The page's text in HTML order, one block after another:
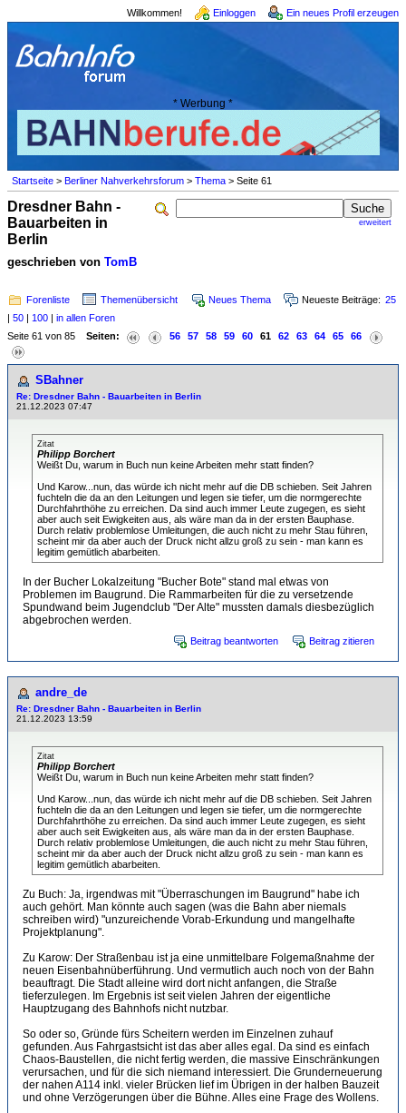
Willkommen! Einloggen Ein neues Profil erzeugen
* Werbung *
Startseite > Berliner Nahverkehrsforum > Thema > Seite 61
erweitert
Dresdner Bahn -
Bauarbeiten in
Berlin
geschrieben von TomB
Forenliste Themenübersicht Neues Thema Neueste Beiträge: 25
| 50 | 100 | in allen Foren
Seite 61 von 85 Seiten: 56 57 58 59 60 61 62 63 64 65 66
SBahner
Re: Dresdner Bahn - Bauarbeiten in Berlin
21.12.2023 07:47
Zitat
Philipp Borchert
Weißt Du, warum in Buch nun keine Arbeiten mehr statt finden?
Und Karow...nun, das würde ich nicht mehr auf die DB schieben. Seit Jahren
fuchteln die da an den Leitungen und legen sie tiefer, um die normgerechte
Durchfahrthöhe zu erreichen. Da sind auch immer Leute zugegen, es sieht
aber auch seit Ewigkeiten aus, als wäre man da in der ersten Bauphase.
Durch relativ problemlose Umleitungen, die auch nicht zu mehr Stau führen,
scheint mir da aber auch der Druck nicht allzu groß zu sein - man kann es
legitim gemütlich abarbeiten.
In der Bucher Lokalzeitung "Bucher Bote" stand mal etwas von
Problemen im Baugrund. Die Rammarbeiten für die zu versetzende
Spundwand beim Jugendclub "Der Alte" mussten damals diesbezüglich
abgebrochen werden.
Beitrag beantworten Beitrag zitieren
andre_de
Re: Dresdner Bahn - Bauarbeiten in Berlin
21.12.2023 13:59
Zitat
Philipp Borchert
Weißt Du, warum in Buch nun keine Arbeiten mehr statt finden?
Und Karow...nun, das würde ich nicht mehr auf die DB schieben. Seit Jahren
fuchteln die da an den Leitungen und legen sie tiefer, um die normgerechte
Durchfahrthöhe zu erreichen. Da sind auch immer Leute zugegen, es sieht
aber auch seit Ewigkeiten aus, als wäre man da in der ersten Bauphase.
Durch relativ problemlose Umleitungen, die auch nicht zu mehr Stau führen,
scheint mir da aber auch der Druck nicht allzu groß zu sein - man kann es
legitim gemütlich abarbeiten.
Zu Buch: Ja, irgendwas mit "Überraschungen im Baugrund" habe ich
auch gehört. Man könnte auch sagen (was die Bahn aber niemals
schreiben wird) "unzureichende Vorab-Erkundung und mangelhafte
Projektplanung".
Zu Karow: Der Straßenbau ist ja eine unmittelbare Folgemaßnahme der
neuen Eisenbahnüberführung. Und vermutlich auch noch von der Bahn
beauftragt. Die Stadt alleine wird dort nicht anfangen, die Straße
tieferzulegen. Im Ergebnis ist seit vielen Jahren der eigentliche
Hauptzugang des Bahnhofs nicht nutzbar.
So oder so, Gründe fürs Scheitern werden im Einzelnen zuhauf
gefunden. Aus Fahrgastsicht ist das aber alles egal. Da sind es einfach
Chaos-Baustellen, die nicht fertig werden, die massive Einschränkungen
verursachen, und für die sich niemand interessiert. Die Grunderneuerung
der nahen A114 inkl. vieler Brücken lief im Übrigen in der halben Bauzeit
und ohne Verzögerungen über die Bühne. Alles eine Frage des Wollens.